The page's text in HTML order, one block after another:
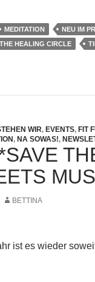
MEDITATION
NEU IM
THE HEALING CIRCLE
WIR, EVENTS, FIT
, NA SOWAS!,
BETTINA
ist es wieder